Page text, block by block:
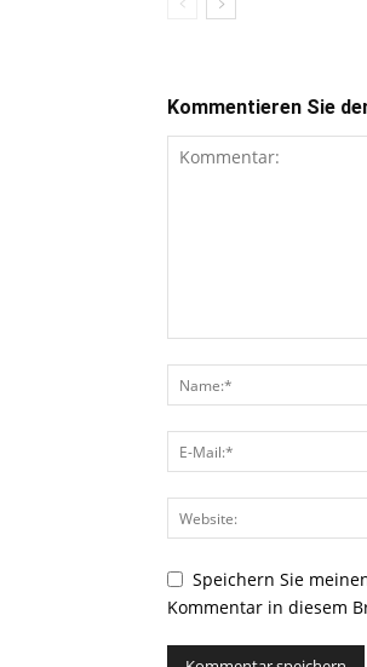
Kommentieren Sie
Speichern Sie
Kommentar in diesem